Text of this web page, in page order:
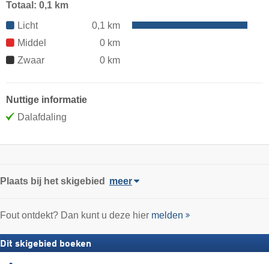
Totaal: 0,1 km
Licht
0,1 km
Middel
0 km
Zwaar
0 km
Nuttige informatie
Dalafdaling
Plaats bij het skigebied meer
Fout ontdekt? Dan kunt u deze hier melden
Dit skigebied boeken